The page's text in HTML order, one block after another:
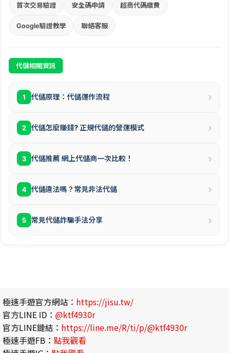
首次交易驗證 安全碼申請 超商代碼繳費
Google驗證教學 聯絡客服
代儲相關資訊
1 代儲原理：代儲運作流程 ›
2 代儲怎麼賺錢? 正規代儲的營運模式 ›
3 代儲推薦 網上代儲商一次比較！ ›
4 代儲違法嗎？常見非法代儲 ›
5 常見代儲詐騙手法分享 ›
極速手遊官方網站： https://jisu.tw/
官方LINE ID： @ktf4930r
官方LINE鏈結： https://line.me/R/ti/p/@ktf4930r
極速手遊FB： 點我觀看